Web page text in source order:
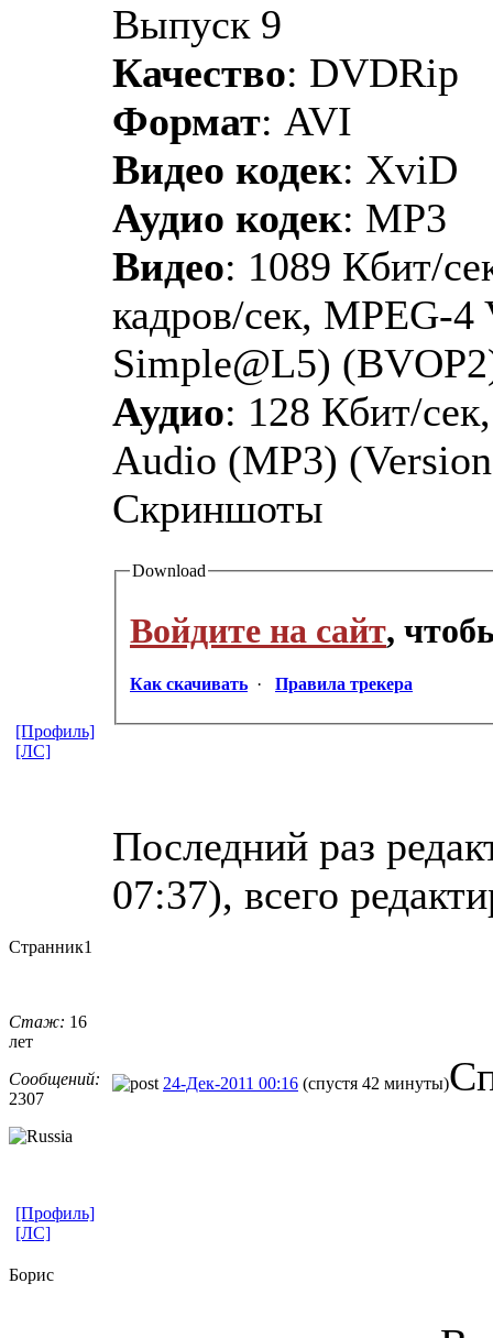
Выпуск 9
Качество: DVDRip
Формат: AVI
Видео кодек: XviD
Аудио кодек: MP3
Видео: 1089 Кбит/
кадров/сек, MPEG-
Simple@L5)
Аудио: 128 Кбит/
Audio (MP3)
Скриншоты
Download
Войдите на сайт,
Как скачивать · Правила трекера
Последний раз
07:37), всего
[Профиль]
[ЛС]
Странник1
Стаж: 16
лет
Сообщений:
2307
24-Дек-2011 00:16 (спустя 42 минуты)
[Профиль]
[ЛС]
Борис